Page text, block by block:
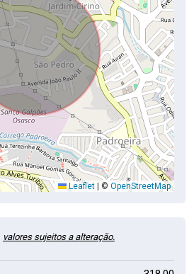
Leaflet | © OpenStreetMap
valores sujeitos a alteração.